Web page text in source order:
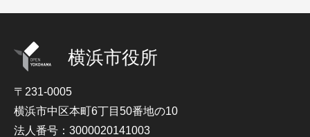
横浜市役所
〒231-0005
横浜市中区本町6丁目50番地の10
法人番号：3000020141003